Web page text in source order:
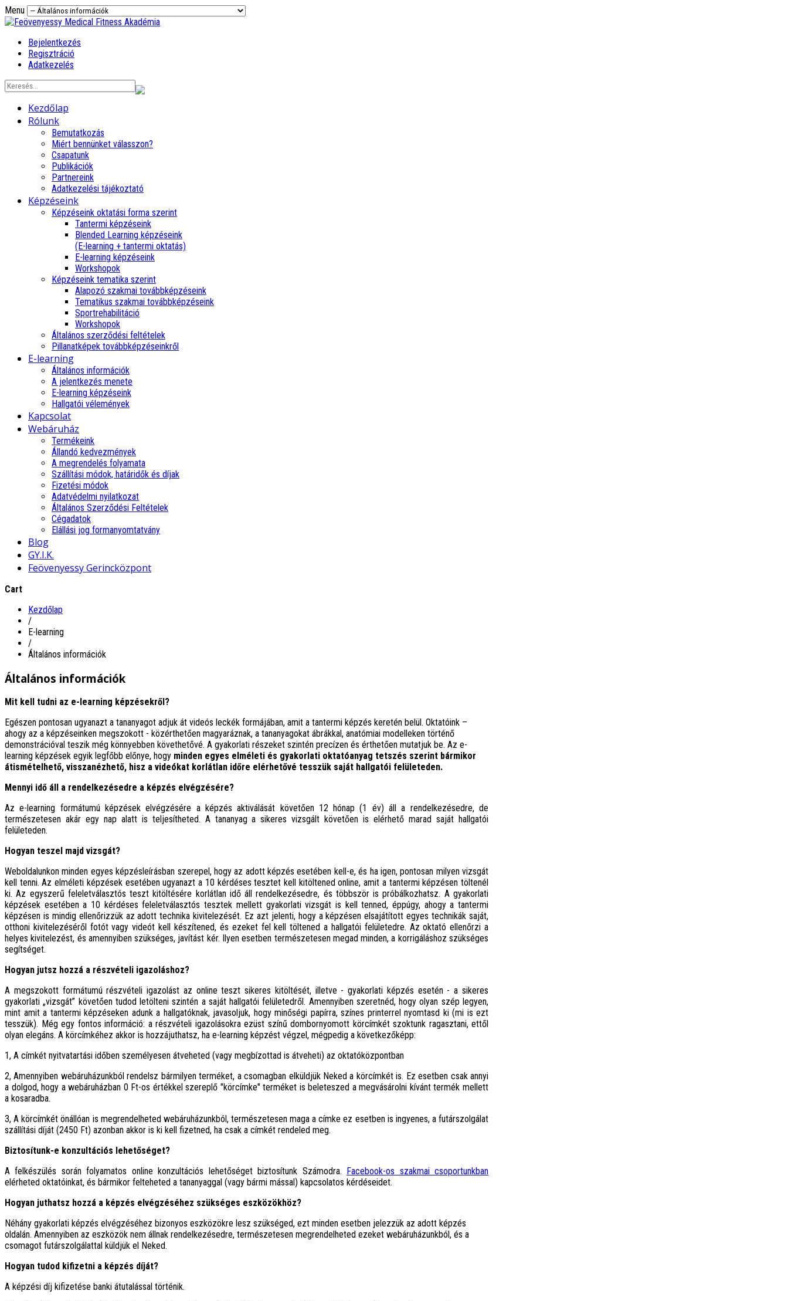
Menu
Bejelentkezés
Regisztráció
Adatkezelés
Kezdőlap
Rólunk
Bemutatkozás
Miért bennünket válasszon?
Csapatunk
Publikációk
Partnereink
Adatkezelési tájékoztató
Képzéseink
Képzéseink oktatási forma szerint
Tantermi képzéseink
Blended Learning képzéseink
(E-learning + tantermi oktatás)
E-learning képzéseink
Workshopok
Képzéseink tematika szerint
Alapozó szakmai továbbképzéseink
Tematikus szakmai továbbképzéseink
Sportrehabilitáció
Workshopok
Általános szerződési feltételek
Pillanatképek továbbképzéseinkről
E-learning
Általános információk
A jelentkezés menete
E-learning képzéseink
Hallgatói vélemények
Kapcsolat
Webáruház
Termékeink
Állandó kedvezmények
A megrendelés folyamata
Szállítási módok, határidők és díjak
Fizetési módok
Adatvédelmi nyilatkozat
Általános Szerződési Feltételek
Cégadatok
Elállási jog formanyomtatvány
Blog
GY.I.K.
Feövenyessy Gerincközpont
Cart
Kezdőlap
/
E-learning
/
Általános információk
Általános információk
Mit kell tudni az e-learning képzésekről?
Egészen pontosan ugyanazt a tananyagot adjuk át videós leckék formájában, amit a tantermi képzés keretén belül. Oktatóink –
ahogy az a képzéseinken megszokott - közérthetően magyaráznak, a tananyagokat ábrákkal, anatómiai modelleken történő
demonstrációval teszik még könnyebben követhetővé. A gyakorlati részeket szintén precízen és érthetően mutatjuk be. Az e-
learning képzések egyik legfőbb előnye, hogy minden egyes elméleti és gyakorlati oktatóanyag tetszés szerint bármikor
átismételhető, visszanézhető, hisz a videókat korlátlan időre elérhetővé tesszük saját hallgatói felületeden.
Mennyi idő áll a rendelkezésedre a képzés elvégzésére?
Az e-learning formátumú képzések elvégzésére a képzés aktiválását követően 12 hónap (1 év) áll a rendelkezésedre, de
természetesen akár egy nap alatt is teljesítheted. A tananyag a sikeres vizsgált követően is elérhető marad saját hallgatói
felületeden.
Hogyan teszel majd vizsgát?
Weboldalunkon minden egyes képzésleírásban szerepel, hogy az adott képzés esetében kell-e, és ha igen, pontosan milyen vizsgát
kell tenni. Az elméleti képzések esetében ugyanazt a 10 kérdéses tesztet kell kitöltened online, amit a tantermi képzésen töltenél
ki. Az egyszerű feleletválasztós teszt kitöltésére korlátlan idő áll rendelkezésedre, és többször is próbálkozhatsz. A gyakorlati
képzések esetében a 10 kérdéses feleletválasztós tesztek mellett gyakorlati vizsgát is kell tenned, éppúgy, ahogy a tantermi
képzésen is mindig ellenőrizzük az adott technika kivitelezését. Ez azt jelenti, hogy a képzésen elsajátított egyes technikák saját,
otthoni kivitelezéséről fotót vagy videót kell készítened, és ezeket fel kell töltened a hallgatói felületedre. Az oktató ellenőrzi a
helyes kivitelezést, és amennyiben szükséges, javítást kér. Ilyen esetben természetesen megad minden, a korrigáláshoz szükséges
segítséget.
Hogyan jutsz hozzá a részvételi igazoláshoz?
A megszokott formátumú részvételi igazolást az online teszt sikeres kitöltését, illetve - gyakorlati képzés esetén - a sikeres
gyakorlati „vizsgát” követően tudod letölteni szintén a saját hallgatói felületedről. Amennyiben szeretnéd, hogy olyan szép legyen,
mint amit a tantermi képzéseken adunk a hallgatóknak, javasoljuk, hogy minőségi papírra, színes printerrel nyomtasd ki (mi is ezt
tesszük). Még egy fontos információ: a részvételi igazolásokra ezüst színű dombornyomott körcímkét szoktunk ragasztani, ettől
olyan elegáns. A körcímkéhez akkor is hozzájuthatsz, ha e-learning képzést végzel, mégpedig a következőképp:
1, A címkét nyitvatartási időben személyesen átveheted (vagy megbízottad is átveheti) az oktatóközpontban
2, Amennyiben webáruházunkból rendelsz bármilyen terméket, a csomagban elküldjük Neked a körcímkét is. Ez esetben csak annyi
a dolgod, hogy a webáruházban 0 Ft-os értékkel szereplő "körcímke" terméket is beleteszed a megvásárolni kívánt termék mellett
a kosaradba.
3, A körcímkét önállóan is megrendelheted webáruházunkból, természetesen maga a címke ez esetben is ingyenes, a futárszolgálat
szállítási díját (2450 Ft) azonban akkor is ki kell fizetned, ha csak a címkét rendeled meg.
Biztosítunk-e konzultációs lehetőséget?
A felkészülés során folyamatos online konzultációs lehetőséget biztosítunk Számodra.
Facebook-os szakmai csoportunkban
elérheted oktatóinkat, és bármikor felteheted a tananyaggal (vagy bármi mással) kapcsolatos kérdéseidet.
Hogyan juthatsz hozzá a képzés elvégzéséhez szükséges eszközökhöz?
Néhány gyakorlati képzés elvégzéséhez bizonyos eszközökre lesz szükséged, ezt minden esetben jelezzük az adott képzés
oldalán. Amennyiben az eszközök nem állnak rendelkezésedre, természetesen megrendelheted ezeket webáruházunkból, és a
csomagot futárszolgálattal küldjük el Neked.
Hogyan tudod kifizetni a képzés díját?
A képzési díj kifizetése banki átutalással történik.